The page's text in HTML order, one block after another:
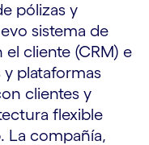
pólizas y
sistema de
cliente (CRM) e
y plataformas
clientes y
flexible
La compañía,